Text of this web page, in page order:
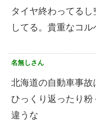
タイヤ終わってる
してる。貴重なコル
名無しさん
北海道の自動車事
ひっくり返ったり粉
違うな